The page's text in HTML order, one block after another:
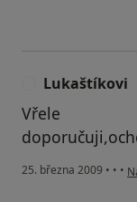
Lukaštíkovi
Vřele
25. března 2009 • • •